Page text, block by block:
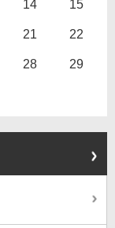
14 15
21 22
28 29